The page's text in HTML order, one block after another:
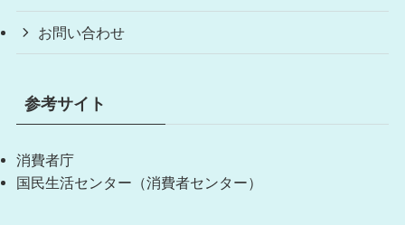
お問い合わせ
参考サイト
消費者庁
国民生活センター（消費者センター）